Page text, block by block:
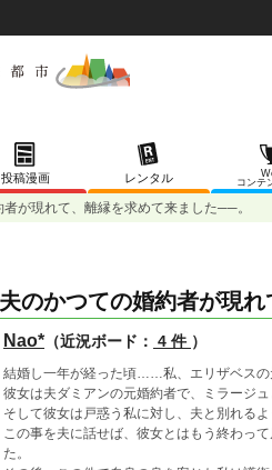
投稿漫画 レンタル
コンテ
が現れて、離縁を求めて来ました──。
夫のかつての婚約者が現
Nao* （近況ボード： 4 件 ）
結婚し一年が経った頃……私、エリザベスの
彼女は夫ダミアンの元婚約者で、ミラージュ
そして彼女は戸惑う私に対し、夫と別れるよ
この事を夫に話せば、彼女とはもう終わっ
た。